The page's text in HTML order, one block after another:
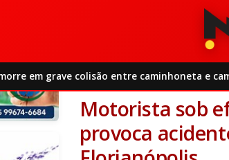
em grave colisão entre caminhoneta e
Motorista
12/04/2026 | 16:58 |Trânsito
Motorista sob
provoca